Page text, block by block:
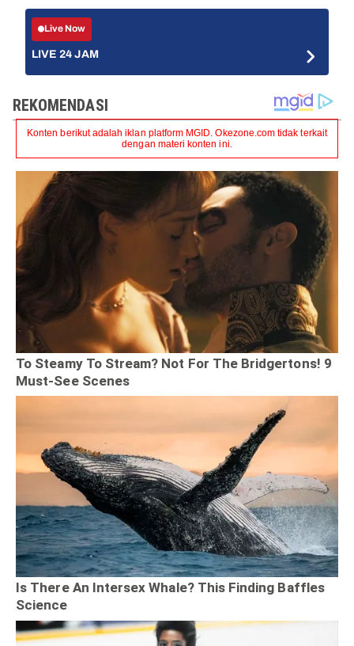
Live Now
LIVE 24 JAM